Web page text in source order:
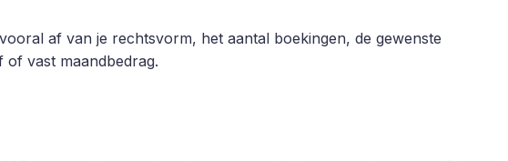
af van je rechtsvorm, het aantal boekingen, de gewenste
vast maandbedrag.